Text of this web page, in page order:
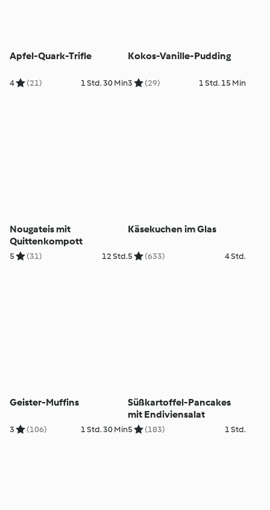
Apfel-Quark-Trifle
4 (21) 1 Std. 30 Min
Kokos-Vanille-Pudding
3 (29) 1 Std. 15 Min
Nougateis mit
Quittenkompott
5 (31) 12 Std.
Käsekuchen im Glas
5 (633) 4 Std.
Geister-Muffins
3 (106) 1 Std. 30 Min
Süßkartoffel-Pancakes
mit Endiviensalat
5 (183) 1 Std.